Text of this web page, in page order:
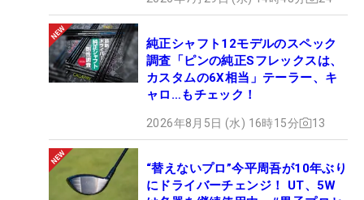
純正シャフト12モデルのスペック
調査「ピンの純正Sフレックスは、
カスタムの6X相当」テーラー、キ
ャロ…もチェック！
2026年8月5日 (水) 16時15分 13
“替えないプロ”今平周吾が10年ぶり
にドライバーチェンジ！ UT、5W